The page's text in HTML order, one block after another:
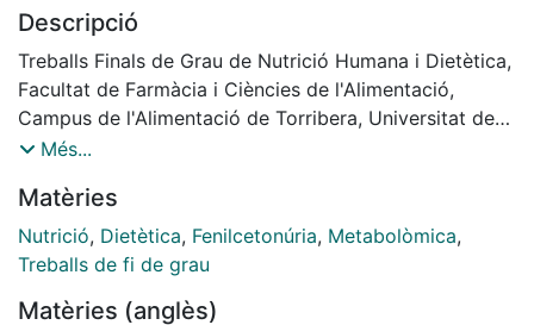
provide a summary of the last advances achieved
through metabolomics on the identification of
phenylketonuria biomarkers. A systematic search was
conducted using PubMed and Web of Science through
February-March 2021. Studies were included only if
technics were used to detect the biomarkers on
human samples. At the end, ten publications were
included in this review and 34 metabolites were
metabolites were identified repeatedly and classified
Descripció
Treballs Finals de Grau de Nutrició Humana i Dietètica,
Facultat de Farmàcia i Ciències de l'Alimentació,
Campus de l'Alimentació de Torribera, Universitat de
Barcelona. Curs: 2020-2021. Tutor: Rafael Llorach
Més...
Matèries
Nutrició, Dietètica, Fenilcetonúria, Metabolòmica,
Treballs de fi de grau
Matèries (anglès)